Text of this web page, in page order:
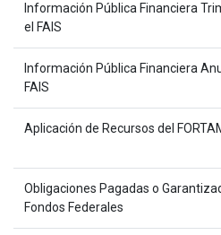
Información Pública Financiera
el FAIS
Información Pública Financiera
FAIS
Aplicación de Recursos del
Obligaciones Pagadas o
Fondos Federales